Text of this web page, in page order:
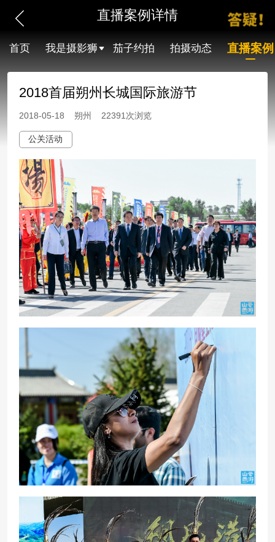
直播案例详情
首页 我是摄影狮 茄子约拍 拍摄动态 直播案例
2018首届朔州长城国际旅游节
2018-05-18 朔州 22391次浏览
公关活动